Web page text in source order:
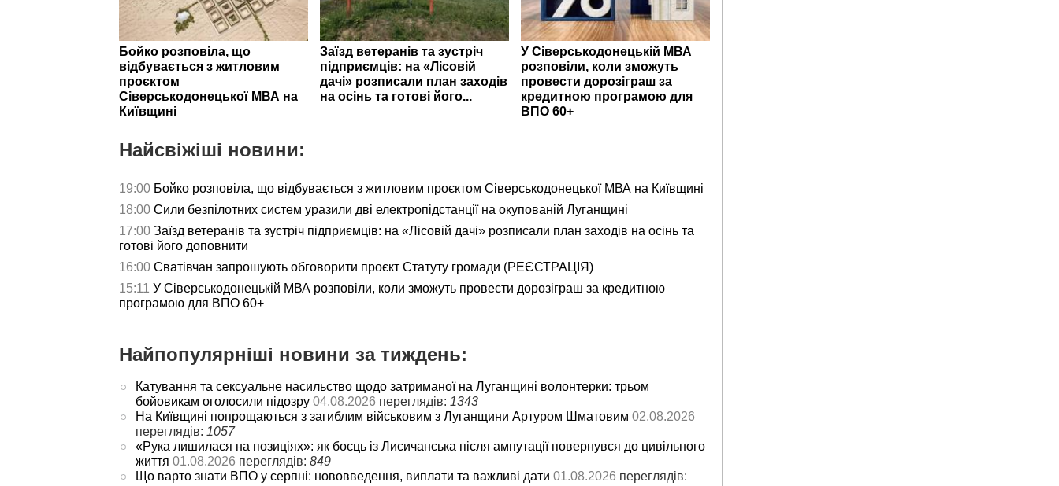
Бойко розповіла, що
відбувається з житловим
проєктом
Сіверськодонецької МВА на
Київщині
Заїзд ветеранів та зустріч
підприємців: на «Лісовій
дачі» розписали план заходів
на осінь та готові його...
У Сіверськодонецькій МВА
розповіли, коли зможуть
провести дорозіграш за
кредитною програмою для
ВПО 60+
Найсвіжіші новини:
19:00 Бойко розповіла, що відбувається з житловим проєктом Сіверськодонецької МВА на Київщині
18:00 Сили безпілотних систем уразили дві електропідстанції на окупованій Луганщині
17:00 Заїзд ветеранів та зустріч підприємців: на «Лісовій дачі» розписали план заходів на осінь та
готові його доповнити
16:00 Сватівчан запрошують обговорити проєкт Статуту громади (РЕЄСТРАЦІЯ)
15:11 У Сіверськодонецькій МВА розповіли, коли зможуть провести дорозіграш за кредитною
програмою для ВПО 60+
Найпопулярніші новини за тиждень:
Катування та сексуальне насильство щодо затриманої на Луганщині волонтерки: трьом
бойовикам оголосили підозру 04.08.2026 переглядів: 1343
На Київщині попрощаються з загиблим військовим з Луганщини Артуром Шматовим 02.08.2026
переглядів: 1057
«Рука лишилася на позиціях»: як боєць із Лисичанська після ампутації повернувся до цивільного
життя 01.08.2026 переглядів: 849
Що варто знати ВПО у серпні: нововведення, виплати та важливі дати 01.08.2026 переглядів: